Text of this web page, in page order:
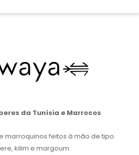
da Tunísia e Marrocos
marroquinos feitos à mão de tipo
kilim e margoum.